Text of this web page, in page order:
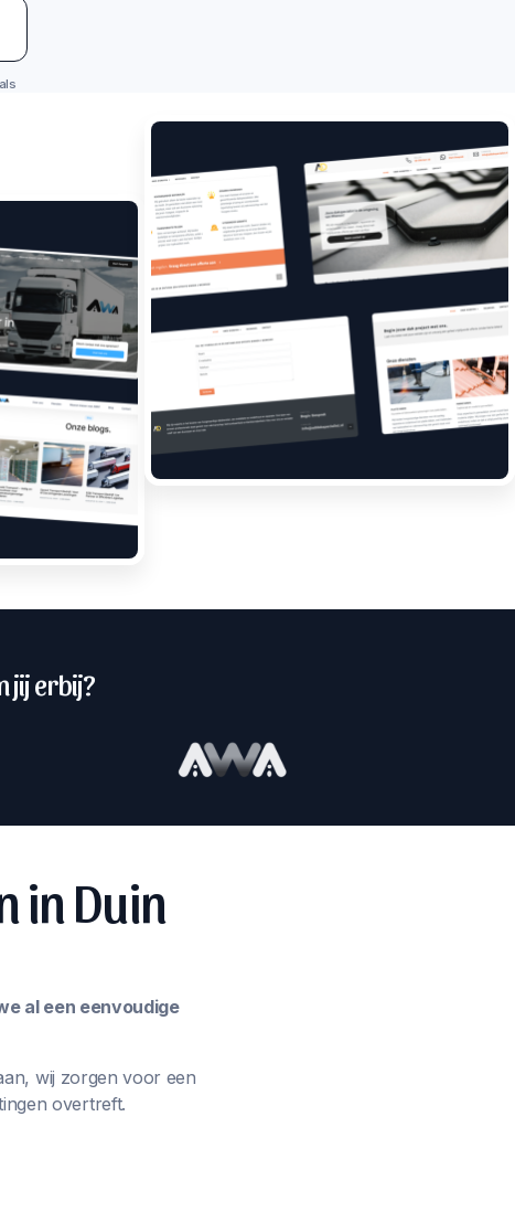
jij erbij?
in Duin
al een eenvoudige
wij zorgen voor een
overtreft.